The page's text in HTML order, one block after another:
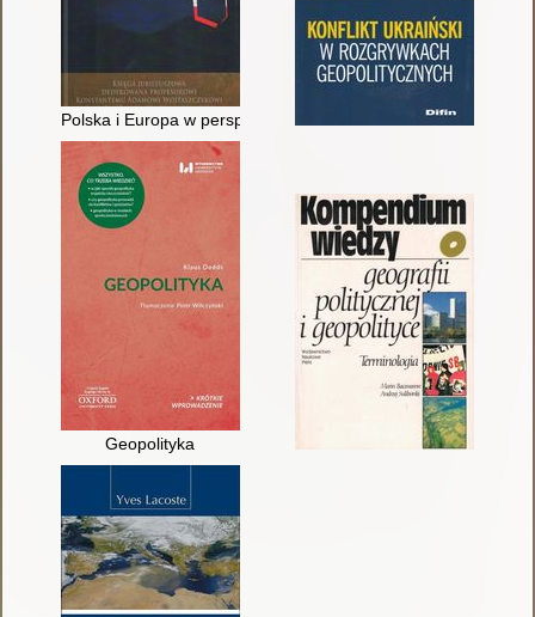
Polska i Europa w perspektywie politologicznej : księga
Geopolityka